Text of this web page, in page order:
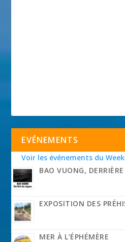
EVÉNEMENTS
Voir les événements du
BAO VUONG,
EXPOSITION DES
MER À L’ÉPHÉMÈRE